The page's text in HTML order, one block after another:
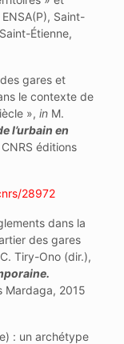
Saint-
Étienne,
gares et
le contexte de
», inM.
l’urbain en
éditions
28972
dans la
des gares
Tiry-Ono (dir.),
Mardaga, 2015
: un archétype